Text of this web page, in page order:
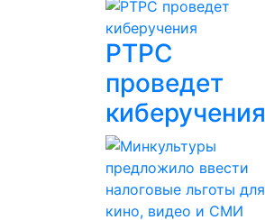
РТРС
проведет
киберучения